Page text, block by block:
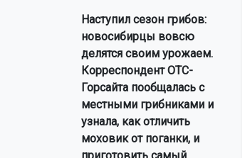
Наступил сезон грибов:
новосибирцы вовсю
делятся своим урожаем.
Корреспондент ОТС-
Горсайта пообщалась с
местными грибниками и
узнала, как отличить
моховик от поганки, и